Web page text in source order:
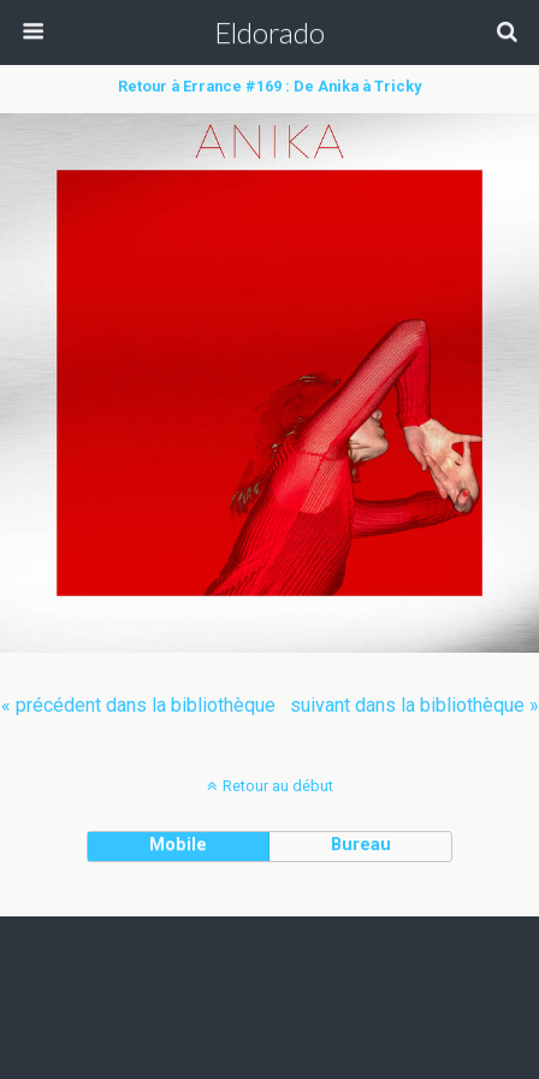
Eldorado
Retour à Errance #169 : De Anika à Tricky
« précédent dans la bibliothèque suivant dans la bibliothèque »
Retour au début
Mobile Bureau